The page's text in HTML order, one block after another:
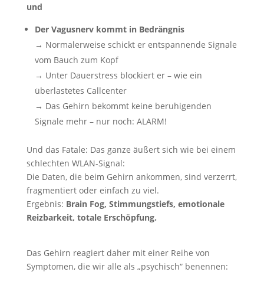
und
Der Vagusnerv kommt in Bedrängnis
→ Normalerweise schickt er entspannende Signale
vom Bauch zum Kopf
→ Unter Dauerstress blockiert er – wie ein
überlastetes Callcenter
→ Das Gehirn bekommt keine beruhigenden
Signale mehr – nur noch: ALARM!
Und das Fatale: Das ganze äußert sich wie bei einem
schlechten WLAN-Signal:
Die Daten, die beim Gehirn ankommen, sind verzerrt,
fragmentiert oder einfach zu viel.
Ergebnis: Brain Fog, Stimmungstiefs, emotionale
Reizbarkeit, totale Erschöpfung.
Das Gehirn reagiert daher mit einer Reihe von
Symptomen, die wir alle als „psychisch“ benennen: